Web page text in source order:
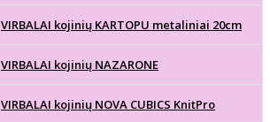
VIRBALAI kojinių KARTOPU metaliniai 20cm
VIRBALAI kojinių NAZARONE
VIRBALAI kojinių NOVA CUBICS KnitPro